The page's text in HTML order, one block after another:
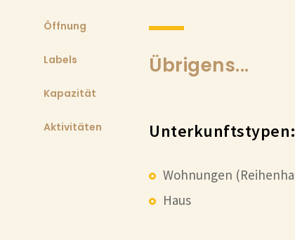
Öffnung
Labels
Kapazität
Aktivitäten
Übrigens...
Unterkunftstypen:
Wohnungen
Haus